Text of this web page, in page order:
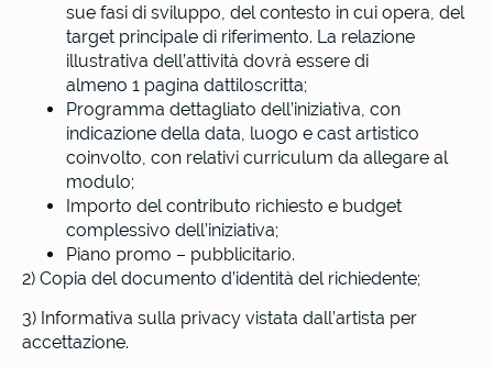
sue fasi di sviluppo, del contesto in cui opera, del
target principale di riferimento. La relazione
illustrativa dell’attività dovrà essere di
almeno 1 pagina dattiloscritta;
Programma dettagliato dell’iniziativa, con
indicazione della data, luogo e cast artistico
coinvolto, con relativi curriculum da allegare al
modulo;
Importo del contributo richiesto e budget
complessivo dell’iniziativa;
Piano promo – pubblicitario.
2) Copia del documento d’identità del richiedente;
3) Informativa sulla privacy vistata dall’artista per
accettazione.